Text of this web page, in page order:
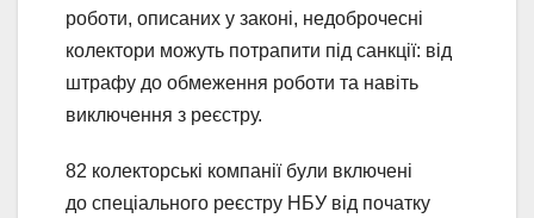
роботи, описаних у законі, недоброчесні
колектори можуть потрапити під санкції: від
штрафу до обмеження роботи та навіть
виключення з реєстру.
82 колекторські компанії були включені
до спеціального реєстру НБУ від початку